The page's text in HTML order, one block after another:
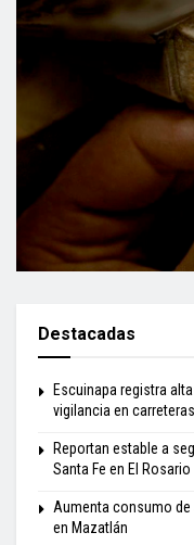
Destacadas
Escuinapa registra
vigilancia en carreteras
Reportan estable a
Santa Fe en El Rosario
Aumenta consumo de
en Mazatlán